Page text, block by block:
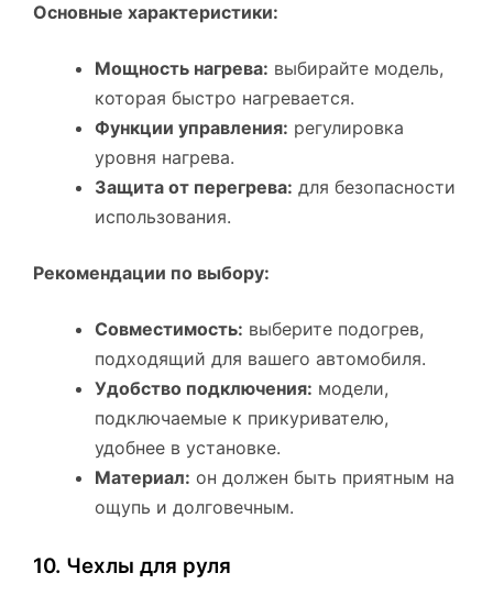
Основные характеристики:
Мощность нагрева: выбирайте модель,
которая быстро нагревается.
Функции управления: регулировка
уровня нагрева.
Защита от перегрева: для безопасности
использования.
Рекомендации по выбору:
Совместимость: выберите подогрев,
подходящий для вашего автомобиля.
Удобство подключения: модели,
подключаемые к прикуривателю,
удобнее в установке.
Материал: он должен быть приятным на
ощупь и долговечным.
10. Чехлы для руля